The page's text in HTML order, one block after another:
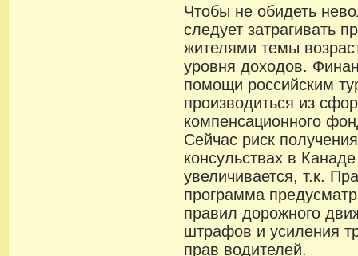
Чтобы не обидеть
следует затрагивать
жителями темы
уровня доходов.
помощи российским
производиться из
компенсационного
Сейчас риск
консульствах в
увеличивается, т.к.
программа
правил дорожного
штрафов и усиления
прав водителей.